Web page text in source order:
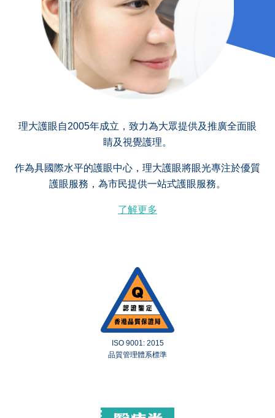
理大護眼自2005年成立，致力為大眾提供及推廣全面眼
睛及視覺護理。
作為具國際水平的護眼中心，理大護眼將眼光專注於優質
護眼服務，為市民提供一站式護眼服務。
了解更多
ISO 9001: 2015
品質管理體系標準